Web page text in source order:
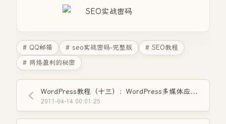
# QQ邮箱 # seo实战密码-完整版
# SEO教程
# 网络盈利的秘密
WordPress教程（十三）：WordPress多媒体应用篇（优酷分享、音乐分享）
2011-04-14 00:01:25